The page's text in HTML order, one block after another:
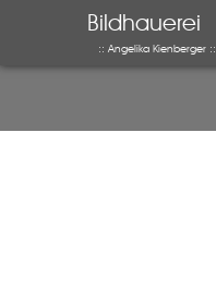
Bildhauerei
:: Angelika Kienberger ::